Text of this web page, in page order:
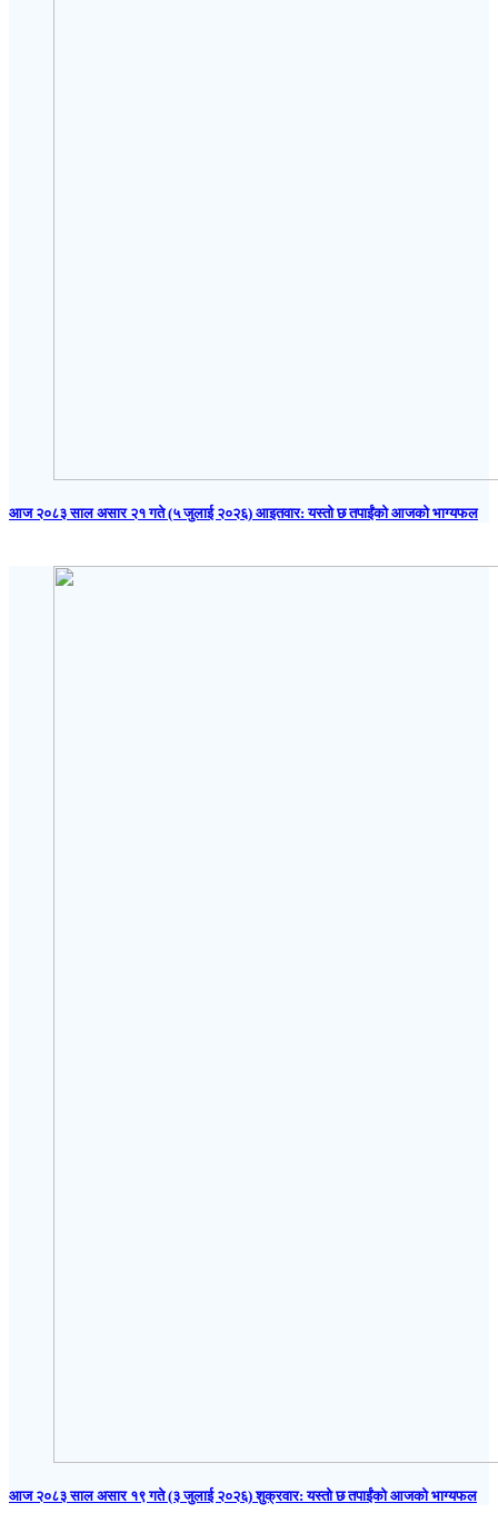
आज २०८३ साल असार २१ गते (५ जुलाई २०२६) आइतवार: यस्तो छ तपाईंको आजको भाग्यफल
आज २०८३ साल असार १९ गते (३ जुलाई २०२६) शुक्रवार: यस्तो छ तपाईंको आजको भाग्यफल